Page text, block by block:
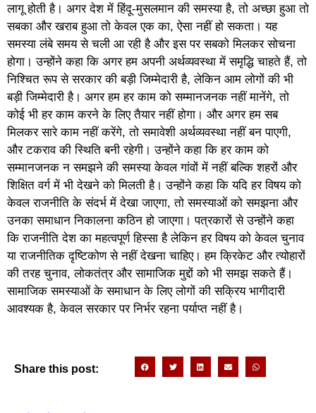
लागू होती है। अगर देश में हिंदू-मुसलमान की समस्या है, तो अच्छा हुआ तो
सबका और खराब हुआ तो केवल एक का, ऐसा नहीं हो सकता। यह
समस्या लंबे समय से चली आ रही है और इस पर सबको मिलकर सोचना
होगा। उन्होंने कहा कि अगर हम अपनी अर्थव्यवस्था में समृद्धि चाहते हैं, तो
निश्चित रूप से सरकार की बड़ी जिम्मेदारी है, लेकिन आम लोगों की भी
बड़ी जिम्मेदारी है। अगर हम हर काम को सम्मानजनक नहीं मानेंगे, तो
कोई भी हर काम करने के लिए तैयार नहीं होगा। और अगर हम सब
मिलकर सारे काम नहीं करेंगे, तो समावेशी अर्थव्यवस्था नहीं बन पाएगी,
और टकराव की स्थिति बनी रहेगी। उन्होंने कहा कि हर काम को
सम्मानजनक न समझने की समस्या केवल गांवों में नहीं बल्कि शहरों और
शिक्षित वर्ग में भी देखने को मिलती है। उन्होंने कहा कि यदि हर विषय को
केवल राजनीति के संदर्भ में देखा जाएगा, तो समस्याओं को समझना और
उनका समाधान निकालना कठिन हो जाएगा। पत्रकारों से उन्होंने कहा
कि राजनीति देश का महत्वपूर्ण हिस्सा है लेकिन हर विषय को केवल चुनाव
या राजनीतिक दृष्टिकोण से नहीं देखना चाहिए। हम क्रिकेट और त्योहारों
की तरह चुनाव, लोकतंत्र और सामाजिक मुद्दों को भी समझ सकते हैं।
सामाजिक समस्याओं के समाधान के लिए लोगों की सक्रिय भागीदारी
आवश्यक है, केवल सरकार पर निर्भर रहना पर्याप्त नहीं है।
Share this post: